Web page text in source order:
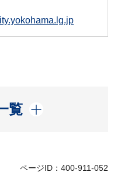
覧
ページID：400-911-052